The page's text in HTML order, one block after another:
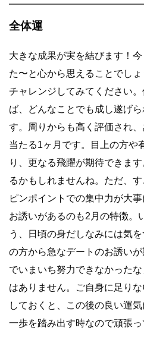
全体運
大きな成果が実を結びます！
た〜と心から思えることでし
チャレンジしてみてください
ば、どんなことでも成し遂げ
す。周りからも高く評価され
当たる1ヶ月です。目上の方や
り、更なる飛躍が期待できま
るかもしれませんね。ただ、
ピンポイントでの集中力が大
お誘いがあるのも2月の特徴。
う、日頃の身だしなみには気
の方から急なデートのお誘い
でいまいち努力できなかった
はありません。ご自身に足り
しておくと、この後の良い運
一歩を踏み出す時なので頑張っ